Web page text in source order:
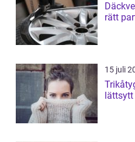
rätt
15 juli
Trikåtyg följsamt, bekvämt
lättsytt